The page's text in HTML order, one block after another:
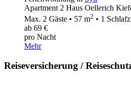
Apartment 2 Haus Oellerich
Max. 2 Gäste • 57 m2 • 1
ab 69 €
pro Nacht
Mehr
Reiseversicherung /